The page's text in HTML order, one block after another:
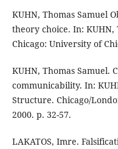
KUHN, Thomas Samuel
theory choice. In: KUHN,
Chicago: University of
KUHN, Thomas Samuel.
communicability. In:
Structure. Chicago/
2000. p. 32-57.
LAKATOS, Imre.